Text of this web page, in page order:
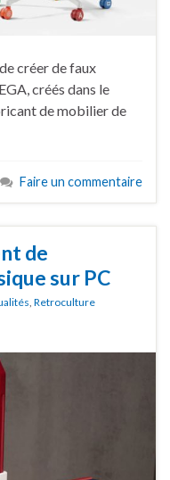
créer de faux
créés dans le
de mobilier de
Faire un commentaire
de
sur PC
, Retroculture